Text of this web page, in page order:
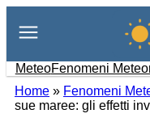
contenuto
MeteoFenomeni
Home » Fenomeni
sue maree: gli effetti